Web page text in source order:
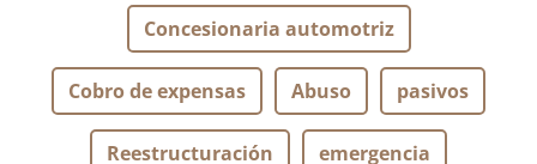
Concesionaria automotriz
Cobro de expensas Abuso pasivos
Reestructuración emergencia